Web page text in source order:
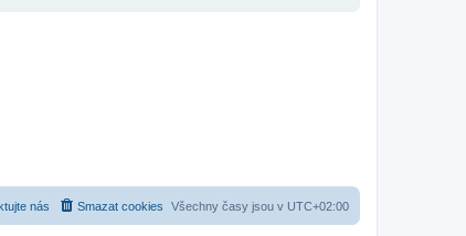
Všechny časy jsou v UTC+02:00
Smazat cookies
nás